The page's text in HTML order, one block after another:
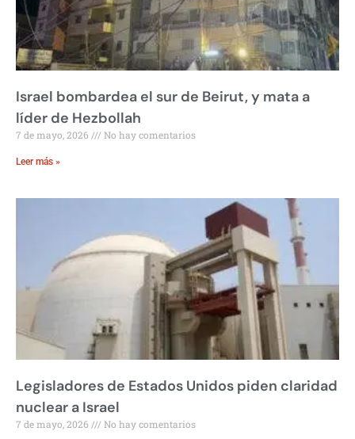
Israel bombardea el sur de Beirut, y mata a
líder de Hezbollah
7 de mayo, 2026 No hay comentarios
Leer más »
Legisladores de Estados Unidos piden claridad
nuclear a Israel
7 de mayo, 2026 No hay comentarios